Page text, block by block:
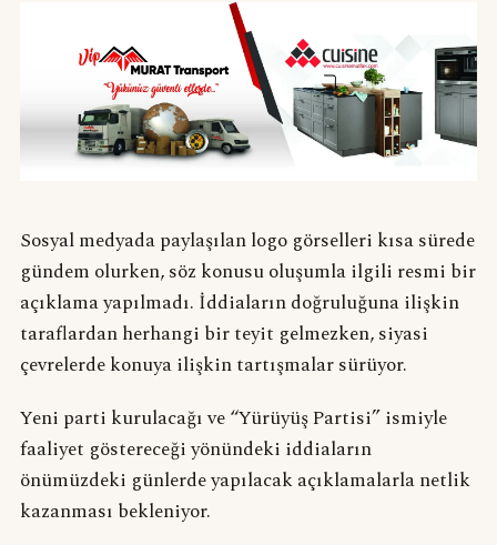
Sosyal medyada paylaşılan logo görselleri kısa sürede
gündem olurken, söz konusu oluşumla ilgili resmi bir
açıklama yapılmadı. İddiaların doğruluğuna ilişkin
taraflardan herhangi bir teyit gelmezken, siyasi
çevrelerde konuya ilişkin tartışmalar sürüyor.
Yeni parti kurulacağı ve “Yürüyüş Partisi” ismiyle
faaliyet göstereceği yönündeki iddiaların
önümüzdeki günlerde yapılacak açıklamalarla netlik
kazanması bekleniyor.